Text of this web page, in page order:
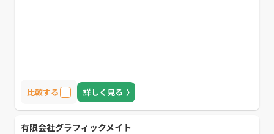
比較する 詳しく見る
有限会社グラフィックメイト